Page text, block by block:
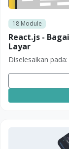
18Module
React.js -
Layar
Diselesaikan pada: